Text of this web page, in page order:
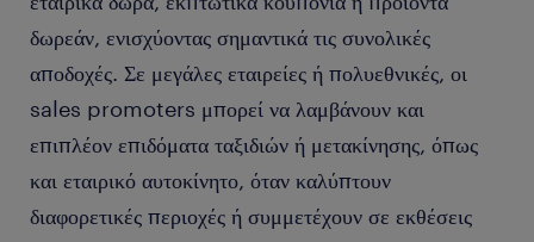
δωρεάν, ενισχύοντας σημαντικά τις συνολικές
αποδοχές. Σε μεγάλες εταιρείες ή πολυεθνικές, οι
sales promoters μπορεί να λαμβάνουν και
επιπλέον επιδόματα ταξιδιών ή μετακίνησης, όπως
και εταιρικό αυτοκίνητο, όταν καλύπτουν
διαφορετικές περιοχές ή συμμετέχουν σε εκθέσεις